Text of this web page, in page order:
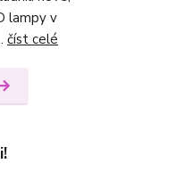
lampy v
číst celé